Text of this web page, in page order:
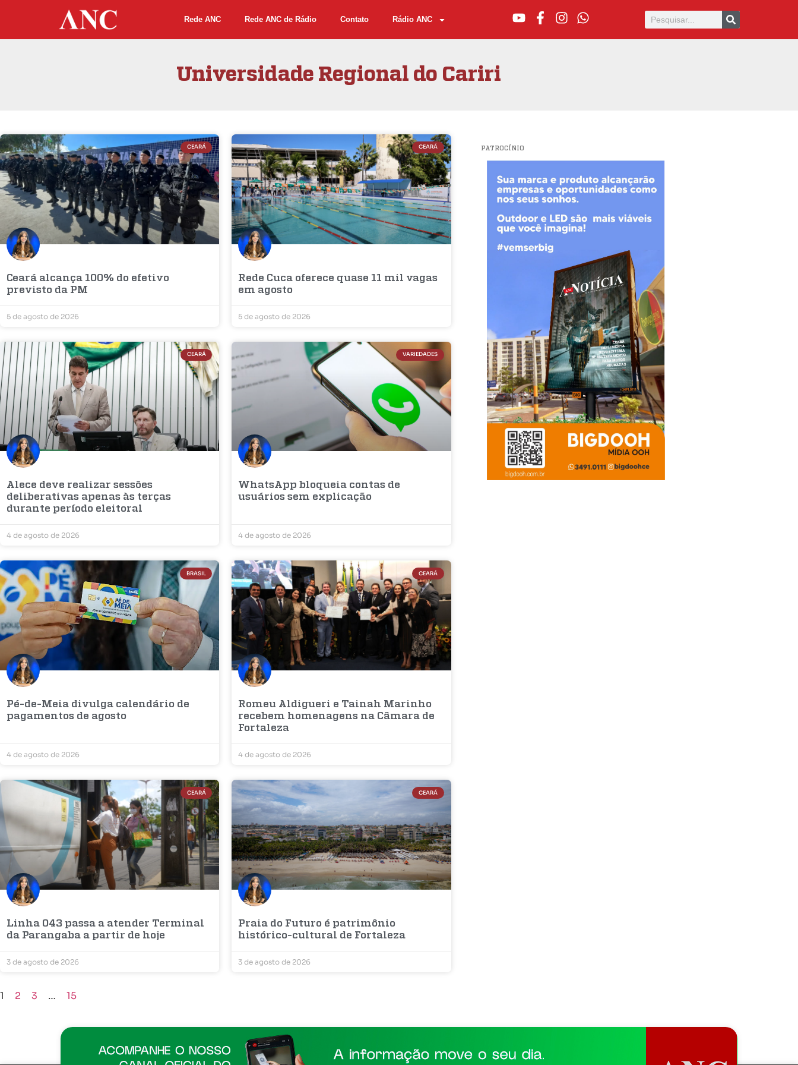
Rede ANC Rede ANC de Rádio Contato Rádio ANC
Universidade Regional do Cariri
CEARÁ
Ceará alcança 100% do efetivo
previsto da PM
5 de agosto de 2026
CEARÁ
Rede Cuca oferece quase 11 mil vagas
em agosto
5 de agosto de 2026
CEARÁ
Alece deve realizar sessões
deliberativas apenas às terças
durante período eleitoral
4 de agosto de 2026
VARIEDADES
WhatsApp bloqueia contas de
usuários sem explicação
4 de agosto de 2026
BRASIL
Pé-de-Meia divulga calendário de
pagamentos de agosto
4 de agosto de 2026
CEARÁ
Romeu Aldigueri e Tainah Marinho
recebem homenagens na Câmara de
Fortaleza
4 de agosto de 2026
CEARÁ
Linha 043 passa a atender Terminal
da Parangaba a partir de hoje
3 de agosto de 2026
CEARÁ
Praia do Futuro é patrimônio
histórico-cultural de Fortaleza
3 de agosto de 2026
1 2 3 … 15
PATROCÍNIO